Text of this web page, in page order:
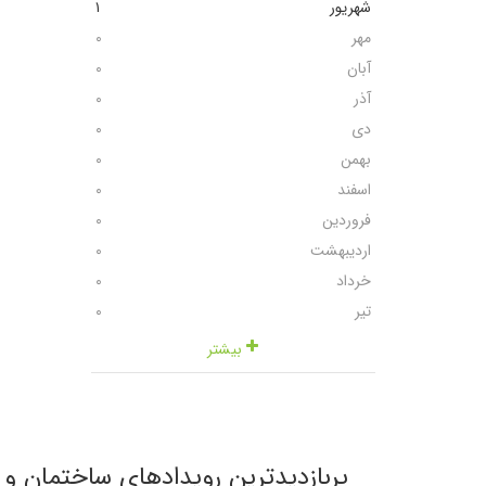
شهریور
١
مهر
٠
آبان
٠
آذر
٠
دی
٠
بهمن
٠
اسفند
٠
فروردین
٠
اردیبهشت
٠
خرداد
٠
تیر
٠
بیشتر
پربازدیدترین رویدادهای ساختمان